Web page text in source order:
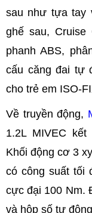
sau như tựa tay
ghế sau, Cruise
phanh ABS,
cấu căng đai tự
cho trẻ em ISO-
Về truyền động,
1.2L MIVEC
Khối động cơ 3
có công suất tối
cực đại 100 Nm.
và hộp số tự